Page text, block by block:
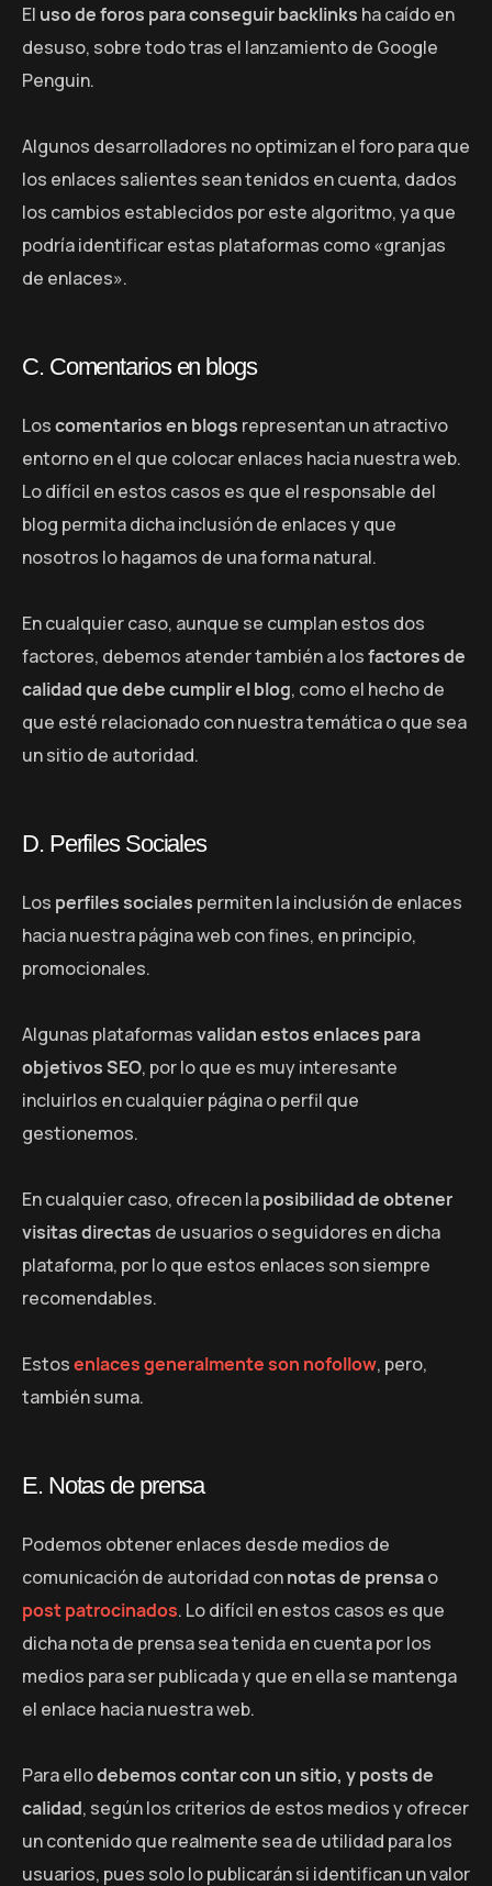
El uso de foros para conseguir backlinks ha caído en
desuso, sobre todo tras el lanzamiento de Google
Penguin.
Algunos desarrolladores no optimizan el foro para que
los enlaces salientes sean tenidos en cuenta, dados
los cambios establecidos por este algoritmo, ya que
podría identificar estas plataformas como «granjas
de enlaces».
C. Comentarios en blogs
Loscomentarios en blogs representan un atractivo
entorno en el que colocar enlaces hacia nuestra web.
Lo difícil en estos casos es que el responsable del
blog permita dicha inclusión de enlaces y que
nosotros lo hagamos de una forma natural.
En cualquier caso, aunque se cumplan estos dos
factores, debemos atender también a losfactores de
calidad que debe cumplir el blog, como el hecho de
que esté relacionado con nuestra temática o que sea
un sitio de autoridad.
D. Perfiles Sociales
Los perfiles sociales permiten la inclusión de enlaces
hacia nuestra página web con fines, en principio,
promocionales.
Algunas plataformasvalidan estos enlaces para
objetivos SEO, por lo que es muy interesante
incluirlos en cualquier página o perfil que
gestionemos.
En cualquier caso, ofrecen laposibilidad de obtener
visitas directas de usuarios o seguidores en dicha
plataforma, por lo que estos enlaces son siempre
recomendables.
Estosenlaces generalmente son nofollow, pero,
también suma.
E. Notas de prensa
Podemos obtener enlaces desde medios de
comunicación de autoridad connotas de prensao
post patrocinados. Lo difícil en estos casos es que
dicha nota de prensa sea tenida en cuenta por los
medios para ser publicada y que en ella se mantenga
el enlace hacia nuestra web.
Para ellodebemos contar con un sitio, y posts de
calidad, según los criterios de estos medios y ofrecer
un contenido que realmente sea de utilidad para los
usuarios, pues solo lo publicarán si identifican un valor